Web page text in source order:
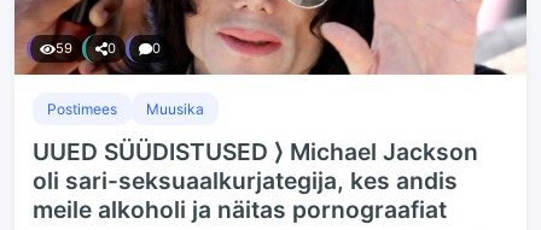
59 0 0
Postimees Muusika
UUED SÜÜDISTUSED ⟩ Michael Jackson
oli sari-seksuaalkurjategija, kes andis
meile alkoholi ja näitas pornograafiat